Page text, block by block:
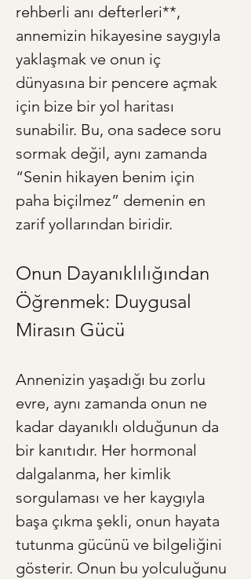
rehberli anı defterleri**,
annemizin hikayesine saygıyla
yaklaşmak ve onun iç
dünyasına bir pencere açmak
için bize bir yol haritası
sunabilir. Bu, ona sadece soru
sormak değil, aynı zamanda
“Senin hikayen benim için
paha biçilmez” demenin en
zarif yollarından biridir.
Onun Dayanıklılığından
Öğrenmek: Duygusal
Mirasın Gücü
Annenizin yaşadığı bu zorlu
evre, aynı zamanda onun ne
kadar dayanıklı olduğunun da
bir kanıtıdır. Her hormonal
dalgalanma, her kimlik
sorgulaması ve her kaygıyla
başa çıkma şekli, onun hayata
tutunma gücünü ve bilgeliğini
gösterir. Onun bu yolculuğunu